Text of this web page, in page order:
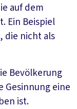
auf dem
Ein Beispiel
die nicht als
Bevölkerung
eine
ist.